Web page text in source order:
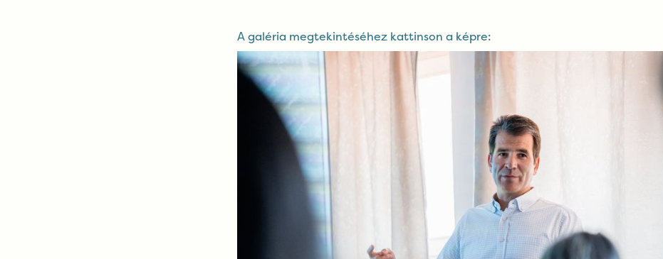
A galéria megtekintéséhez kattinson a képre: